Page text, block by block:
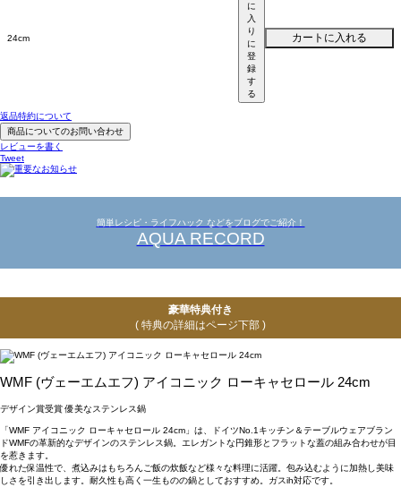
24cm
に
入
り
に
登
録
す
る
カートに入れる
返品特約について
商品についてのお問い合わせ
レビューを書く
Tweet
簡単レシピ・ライフハック などをブログでご紹介！
AQUA RECORD
豪華特典付き
( 特典の詳細はページ下部 )
WMF (ヴェーエムエフ) アイコニック ローキャセロール 24cm
デザイン賞受賞 優美なステンレス鍋
「WMF アイコニック ローキャセロール 24cm」は、ドイツNo.1キッチン＆テーブルウェアブラン
ドWMFの革新的なデザインのステンレス鍋。エレガントな円錐形とフラットな蓋の組み合わせが目
を惹きます。
優れた保温性で、煮込みはもちろんご飯の炊飯など様々な料理に活躍。包み込むように加熱し美味
しさを引き出します。耐久性も高く一生ものの鍋としておすすめ。ガスih対応です。